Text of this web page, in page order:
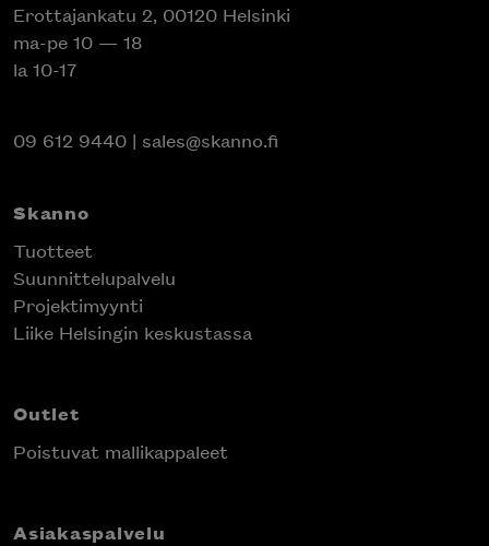
Erottajankatu 2, 00120 Helsinki
ma-pe 10 — 18
la 10-17
09 612 9440 | sales@skanno.fi
Skanno
Tuotteet
Suunnittelupalvelu
Projektimyynti
Liike Helsingin keskustassa
Outlet
Poistuvat mallikappaleet
Asiakaspalvelu